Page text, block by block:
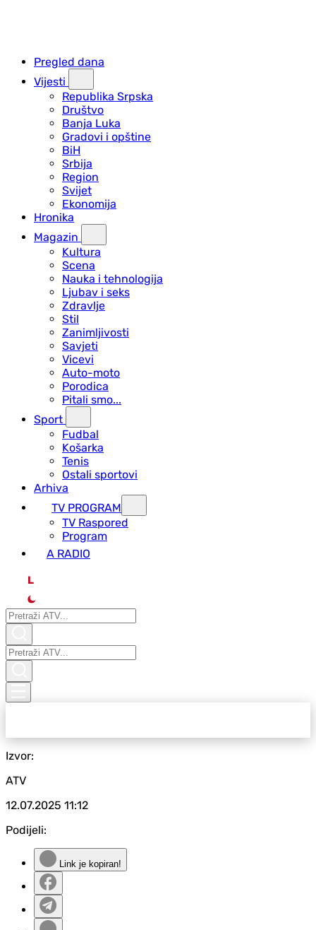
Pregled dana
Vijesti
Republika Srpska
Društvo
Banja Luka
Gradovi i opštine
BiH
Srbija
Region
Svijet
Ekonomija
Hronika
Magazin
Kultura
Scena
Nauka i tehnologija
Ljubav i seks
Zdravlje
Stil
Zanimljivosti
Savjeti
Vicevi
Auto-moto
Porodica
Pitali smo...
Sport
Fudbal
Košarka
Tenis
Ostali sportovi
Arhiva
TV PROGRAM
ТV Raspored
Program
A RADIO
L
Izvor:
ATV
12.07.2025 11:12
Podijeli:
Link je kopiran!